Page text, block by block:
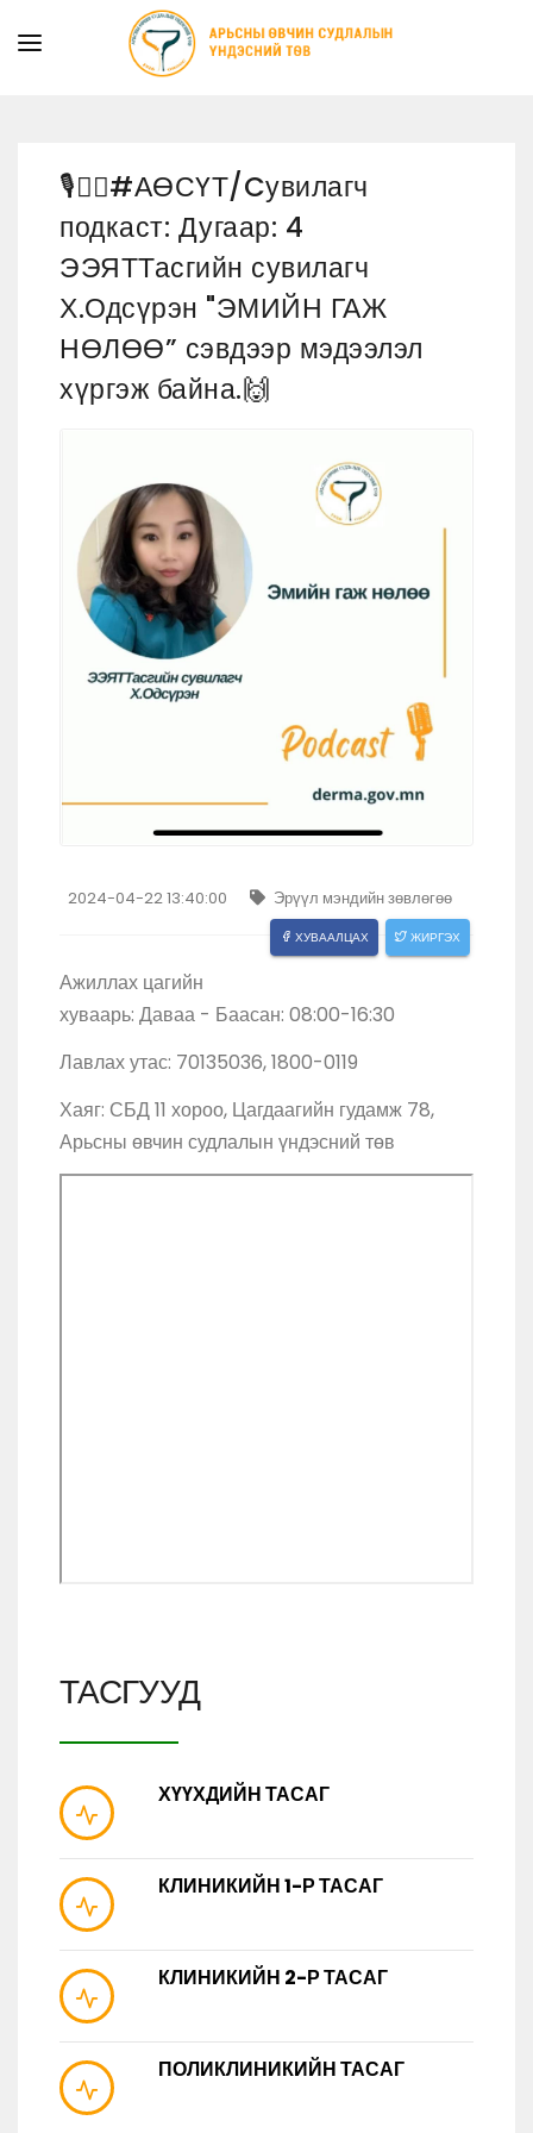
ХУУЛЬ ЭРХ ЗҮЙ
МЭДЭЭ
СУРГАЛТЫН АЛБА
🎙👩‍⚕️#АӨСҮТ/Cувилагч
подкаст: Дугаар: 4
ЭЭЯТТасгийн сувилагч
Х.Одсүрэн "ЭМИЙН ГАЖ
НӨЛӨӨ” сэвдээр мэдээлэл
хүргэж байна.🙌
2024-04-22 13:40:00 Эрүүл мэндийн зөвлөгөө
ХУВААЛЦАХ ЖИРГЭХ
Ажиллах цагийн
хуваарь: Даваа - Баасан: 08:00-16:30
Лавлах утас: 70135036, 1800-0119
Хаяг: СБД 11 хороо, Цагдаагийн гудамж 78,
Арьсны өвчин судлалын үндэсний төв
ТАСГУУД
ХҮҮХДИЙН ТАСАГ
КЛИНИКИЙН 1-Р ТАСАГ
КЛИНИКИЙН 2-Р ТАСАГ
ПОЛИКЛИНИКИЙН ТАСАГ